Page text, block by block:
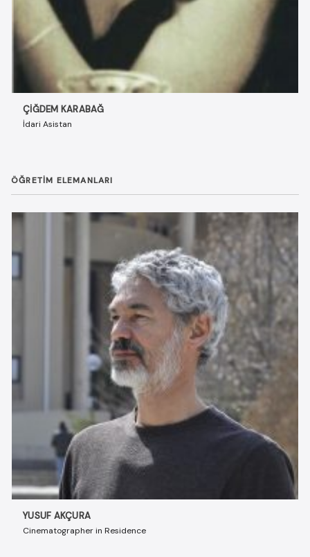
ÇIĞDEM KARABAĞ
İdari Asistan
ÖĞRETIM ELEMANLARI
YUSUF AKÇURA
Cinematographer in Residence